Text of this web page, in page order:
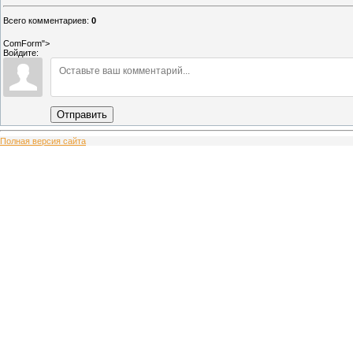
Всего комментариев: 0
ComForm">
Войдите:
Отправить
Полная версия сайта